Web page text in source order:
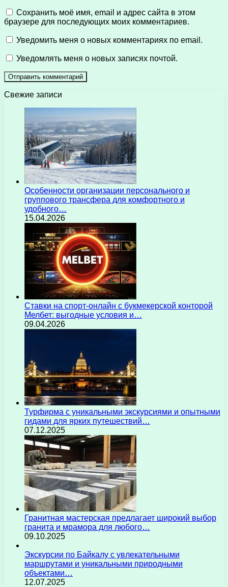
Сохранить моё имя, email и адрес сайта в этом
браузере для последующих моих комментариев.
Уведомить меня о новых комментариях по email.
Уведомлять меня о новых записях почтой.
Свежие записи
Особенности организации персонального и
группового трансфера для комфортного и
удобного…
15.04.2026
Ставки на спорт-онлайн с букмекерской конторой
Мелбет: выгодные условия и…
09.04.2026
Турфирма с уникальными экскурсиями и опытными
гидами для ярких путешествий…
07.12.2025
Гранитная мастерская предлагает широкий выбор
гранита и мрамора для любого…
09.10.2025
Экскурсии по Байкалу с увлекательными
маршрутами и уникальными природными
объектами…
12.07.2025